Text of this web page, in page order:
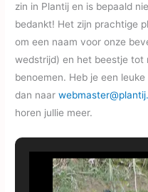
zin in Plantij en is bepaald
bedankt! Het zijn prachtige
om een naam voor onze
wedstrijd) en het beestje tot
benoemen. Heb je een
dan naar
horen jullie meer.